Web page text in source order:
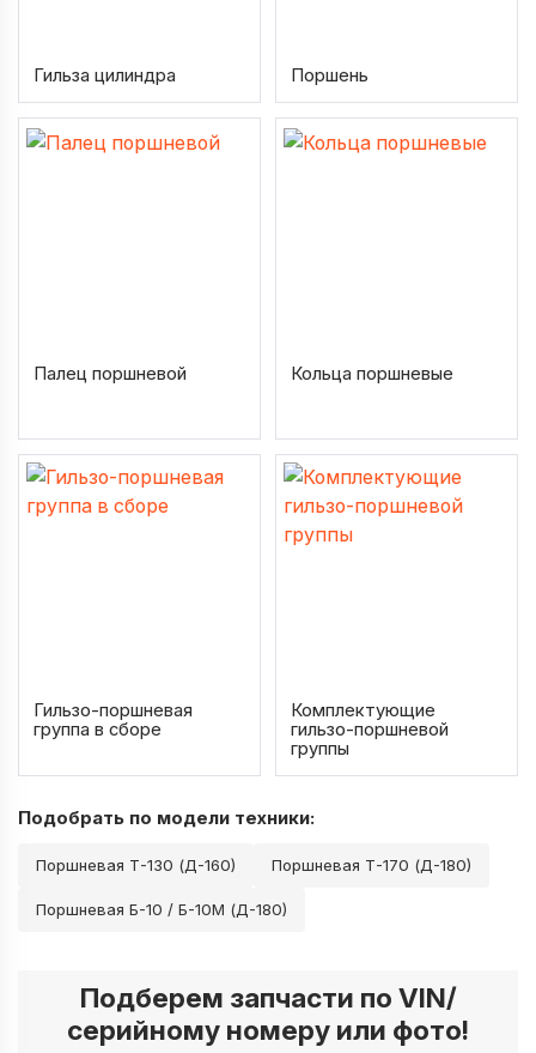
Гильза цилиндра Поршень
Палец поршневой Кольца поршневые
Гильзо-поршневая
группа в сборе
Комплектующие
гильзо-поршневой
группы
Подобрать по модели техники:
Поршневая Т-130 (Д-160) Поршневая Т-170 (Д-180)
Поршневая Б-10 / Б-10М (Д-180)
Подберем запчасти по VIN/
серийному номеру или фото!